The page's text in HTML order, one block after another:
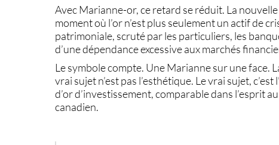
Avec Marianne-or, ce retard se réduit. La
moment où l’or n’est plus seulement un actif de
patrimoniale, scruté par les particuliers, les
d’une dépendance excessive aux marchés
Le symbole compte. Une Marianne sur une face.
vrai sujet n’est pas l’esthétique. Le vrai sujet,
d’or d’investissement, comparable dans l’esprit
canadien.